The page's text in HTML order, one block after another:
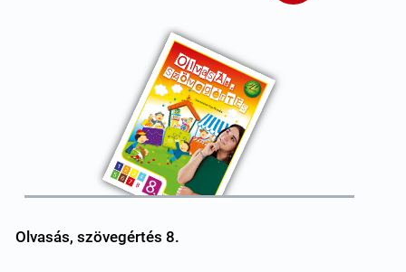
Olvasás, szövegértés 8.